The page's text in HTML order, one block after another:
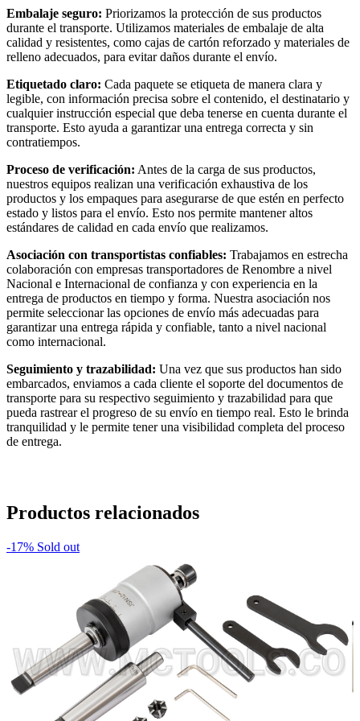
Embalaje seguro: Priorizamos la protección de sus productos
durante el transporte. Utilizamos materiales de embalaje de alta
calidad y resistentes, como cajas de cartón reforzado y materiales de
relleno adecuados, para evitar daños durante el envío.
Etiquetado claro: Cada paquete se etiqueta de manera clara y
legible, con información precisa sobre el contenido, el destinatario y
cualquier instrucción especial que deba tenerse en cuenta durante el
transporte. Esto ayuda a garantizar una entrega correcta y sin
contratiempos.
Proceso de verificación: Antes de la carga de sus productos,
nuestros equipos realizan una verificación exhaustiva de los
productos y los empaques para asegurarse de que estén en perfecto
estado y listos para el envío. Esto nos permite mantener altos
estándares de calidad en cada envío que realizamos.
Asociación con transportistas confiables: Trabajamos en estrecha
colaboración con empresas transportadores de Renombre a nivel
Nacional e Internacional de confianza y con experiencia en la
entrega de productos en tiempo y forma. Nuestra asociación nos
permite seleccionar las opciones de envío más adecuadas para
garantizar una entrega rápida y confiable, tanto a nivel nacional
como internacional.
Seguimiento y trazabilidad: Una vez que sus productos han sido
embarcados, enviamos a cada cliente el soporte del documentos de
transporte para su respectivo seguimiento y trazabilidad para que
pueda rastrear el progreso de su envío en tiempo real. Esto le brinda
tranquilidad y le permite tener una visibilidad completa del proceso
de entrega.
Productos relacionados
-17% Sold out